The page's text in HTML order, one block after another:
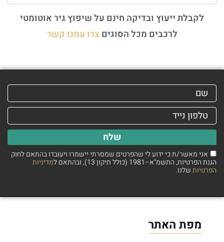
לקבלת ייעוץ ובדיקה חינם על שיפוץ גיר אוטומטי
לרכבים מכל הסוגים צרו עמנו קשר
אני מאשר/ת כי ידוע לי שהפרטים שמסרתי יישמרו ויעובדו בהתאם לחוק
הגנת הפרטיות, התשמ"א–1981 (כולל תיקון 13), ובהתאם ל מדיניות
הפרטיותשלנו.
שלח
מפת האתר